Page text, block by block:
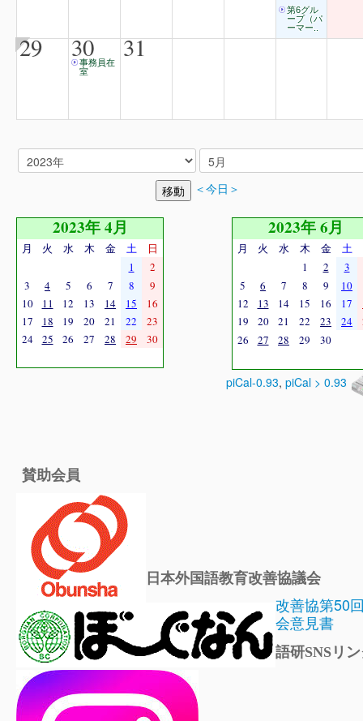
第6グル
ープ（パ
ーマー..
29 30
事務員在
室
31
＜今日＞
2023年 4月
月 火 水 木 金 土
日
1
2
3
4 5 6 7 8
9
10
11 12 13 14 15
16
17
18 19 20 21 22
23
24
25 26 27 28 29 30
2023年 6月
月 火 水 木 金 土
1
2
3
5
6 7 8 9 10
12
13 14 15 16 17
19
20 21 22 23 24
26
27 28 29 30
piCal-0.93, piCal > 0.93
賛助会員
日本外国語教育改善協議会
改善協第50
会意見書
語研SNSリ